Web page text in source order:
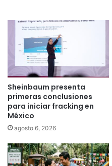
Sheinbaum presenta
primeras conclusiones
para iniciar fracking en
México
agosto 6, 2026